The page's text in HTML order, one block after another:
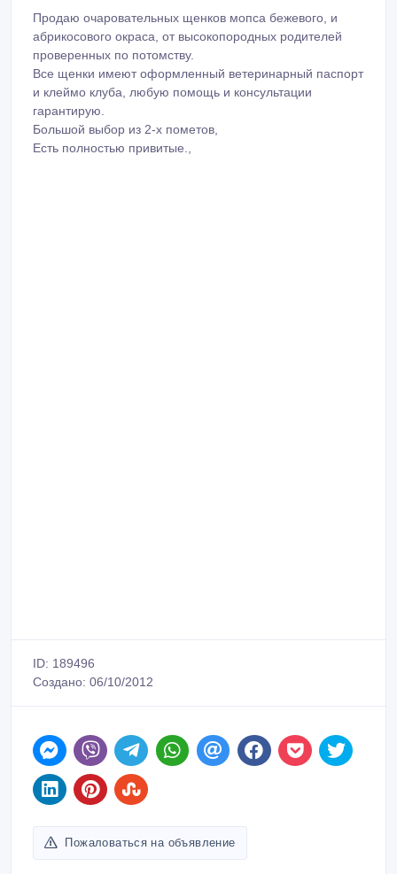
Продаю очаровательных щенков мопса бежевого, и
абрикосового окраса, от высокопородных родителей
проверенных по потомству.
Все щенки имеют оформленный ветеринарный паспорт
и клеймо клуба, любую помощь и консультации
гарантирую.
Большой выбор из 2-х пометов,
Есть полностью привитые.,
ID: 189496
Создано: 06/10/2012
Пожаловаться на объявление